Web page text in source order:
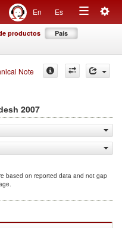
En Es
Toggle
productos País
Note
2007
based on reported data and not gap